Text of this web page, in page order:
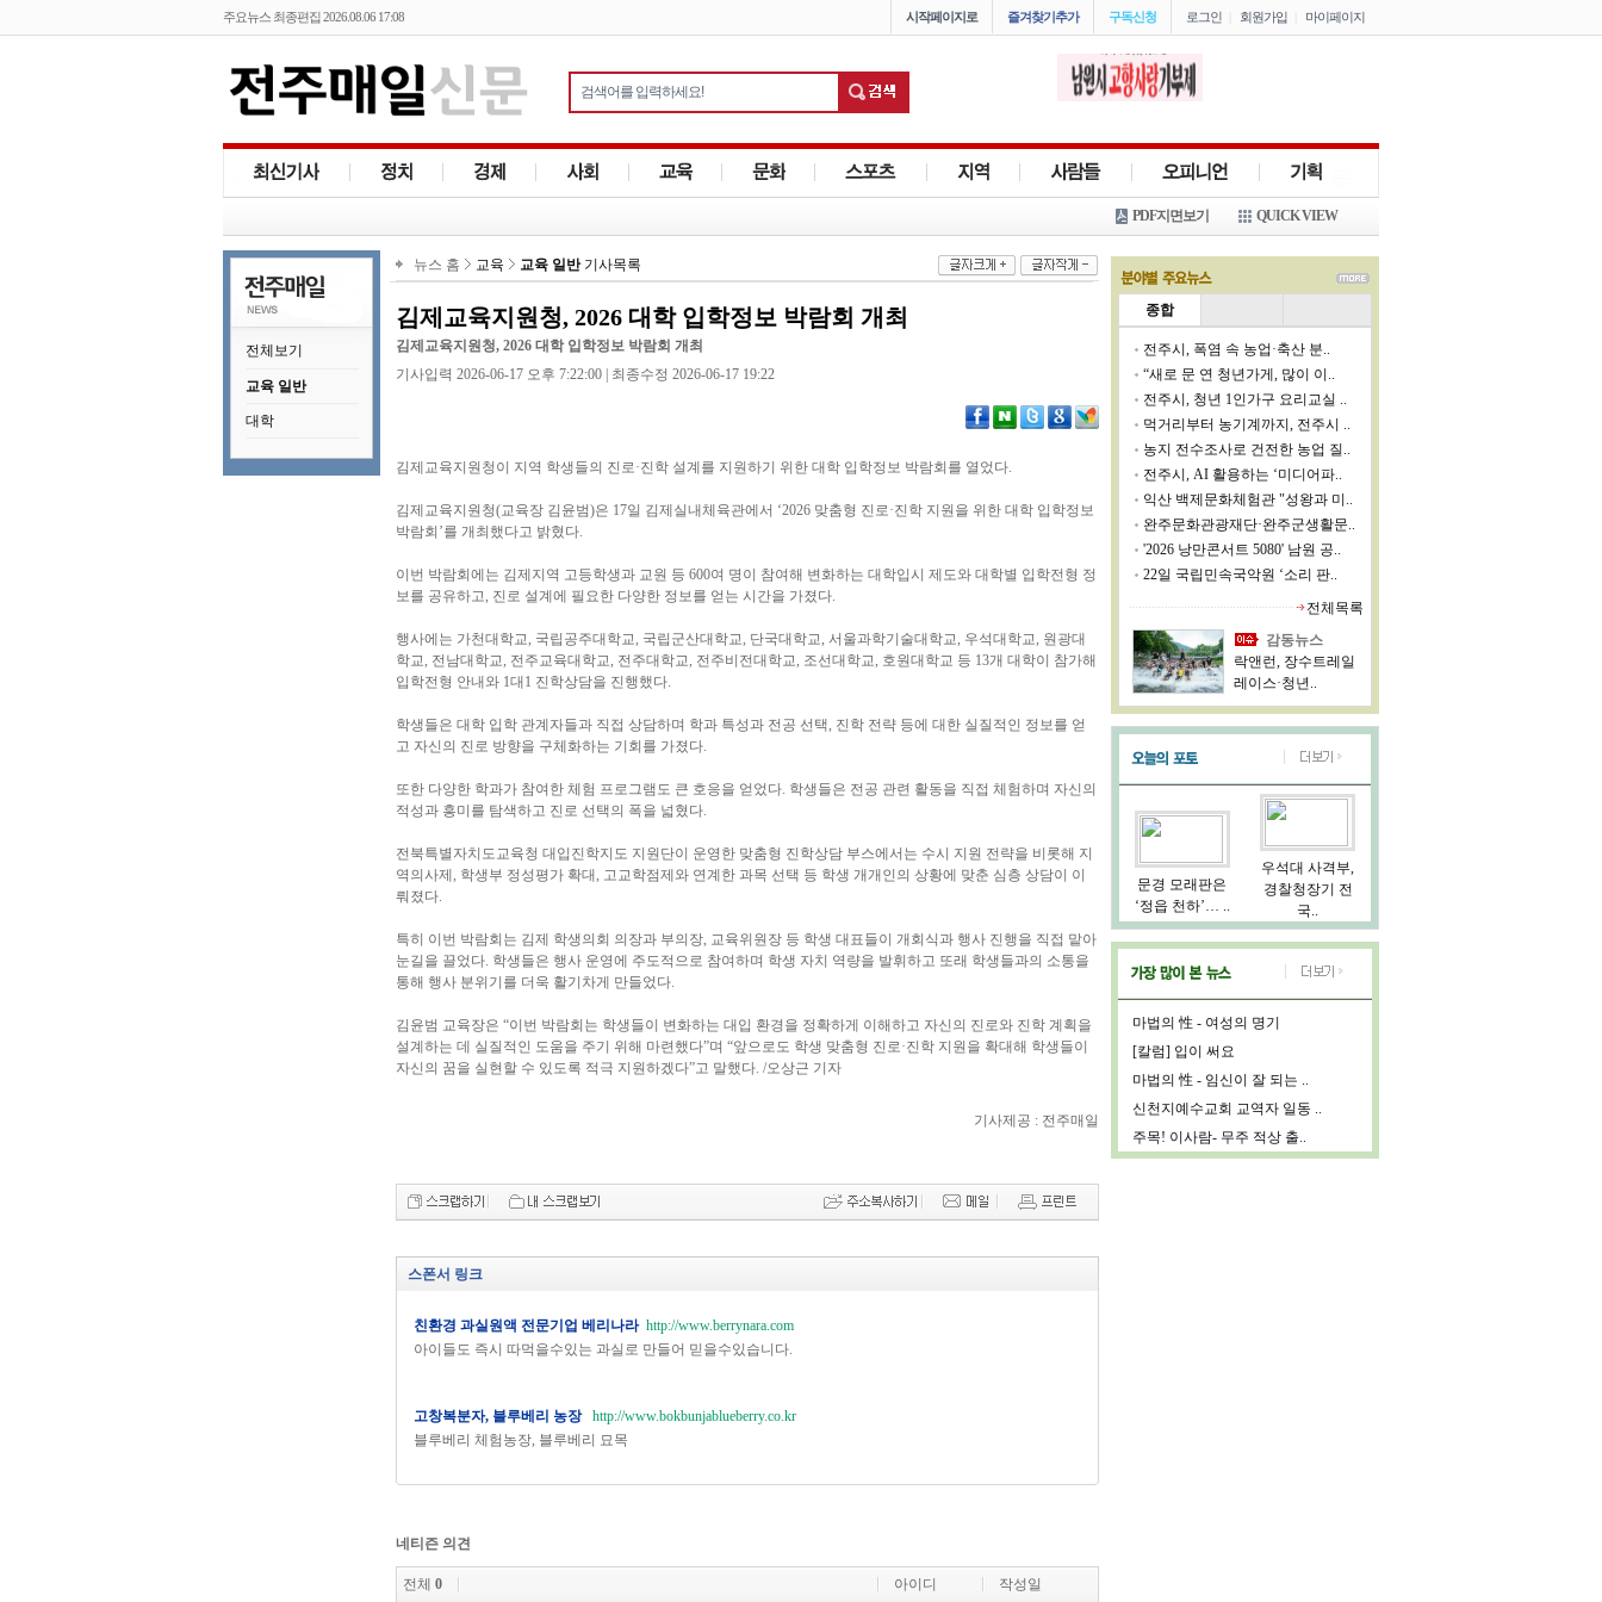
주요뉴스 최종편집 2026.08.06 17:08 로그인 회원가입 마이페이지
구독신청
즐겨찾기추가
시작페이지로
QUICK VIEW
PDF지면보기
전체보기
교육 일반
대학
뉴스 홈 교육 교육 일반기사목록
김제교육지원청, 2026 대학 입학정보 박람회 개최
김제교육지원청, 2026 대학 입학정보 박람회 개최
기사입력 2026-06-17 오후 7:22:00 | 최종수정 2026-06-17 19:22
김제교육지원청이 지역 학생들의 진로·진학 설계를 지원하기 위한 대학 입학정보 박람회를 열었다.
김제교육지원청(교육장 김윤범)은 17일 김제실내체육관에서 ‘2026 맞춤형 진로·진학 지원을 위한 대학 입학정보
박람회’를 개최했다고 밝혔다.
이번 박람회에는 김제지역 고등학생과 교원 등 600여 명이 참여해 변화하는 대학입시 제도와 대학별 입학전형 정
보를 공유하고, 진로 설계에 필요한 다양한 정보를 얻는 시간을 가졌다.
행사에는 가천대학교, 국립공주대학교, 국립군산대학교, 단국대학교, 서울과학기술대학교, 우석대학교, 원광대
학교, 전남대학교, 전주교육대학교, 전주대학교, 전주비전대학교, 조선대학교, 호원대학교 등 13개 대학이 참가해
입학전형 안내와 1대1 진학상담을 진행했다.
학생들은 대학 입학 관계자들과 직접 상담하며 학과 특성과 전공 선택, 진학 전략 등에 대한 실질적인 정보를 얻
고 자신의 진로 방향을 구체화하는 기회를 가졌다.
또한 다양한 학과가 참여한 체험 프로그램도 큰 호응을 얻었다. 학생들은 전공 관련 활동을 직접 체험하며 자신의
적성과 흥미를 탐색하고 진로 선택의 폭을 넓혔다.
전북특별자치도교육청 대입진학지도 지원단이 운영한 맞춤형 진학상담 부스에서는 수시 지원 전략을 비롯해 지
역의사제, 학생부 정성평가 확대, 고교학점제와 연계한 과목 선택 등 학생 개개인의 상황에 맞춘 심층 상담이 이
뤄졌다.
특히 이번 박람회는 김제 학생의회 의장과 부의장, 교육위원장 등 학생 대표들이 개회식과 행사 진행을 직접 맡아
눈길을 끌었다. 학생들은 행사 운영에 주도적으로 참여하며 학생 자치 역량을 발휘하고 또래 학생들과의 소통을
통해 행사 분위기를 더욱 활기차게 만들었다.
김윤범 교육장은 “이번 박람회는 학생들이 변화하는 대입 환경을 정확하게 이해하고 자신의 진로와 진학 계획을
설계하는 데 실질적인 도움을 주기 위해 마련했다”며 “앞으로도 학생 맞춤형 진로·진학 지원을 확대해 학생들이
자신의 꿈을 실현할 수 있도록 적극 지원하겠다”고 말했다. /오상근 기자
기사제공 : 전주매일
스폰서 링크
친환경 과실원액 전문기업 베리나라 http://www.berrynara.com
아이들도 즉시 따먹을수있는 과실로 만들어 믿을수있습니다.
고창복분자, 블루베리 농장 http://www.bokbunjablueberry.co.kr
블루베리 체험농장, 블루베리 묘목
네티즌 의견
전체 0 아이디 작성일
종합
전주시, 폭염 속 농업·축산 분..
“새로 문 연 청년가게, 많이 이..
전주시, 청년 1인가구 요리교실 ..
먹거리부터 농기계까지, 전주시 ..
농지 전수조사로 건전한 농업 질..
전주시, AI 활용하는 ‘미디어파..
익산 백제문화체험관 "성왕과 미..
완주문화관광재단·완주군생활문..
'2026 낭만콘서트 5080' 남원 공..
22일 국립민속국악원 ‘소리 판..
전체목록
감동뉴스
락앤런, 장수트레일
레이스·청년..
문경 모래판은
‘정읍 천하’… ..
우석대 사격부,
경찰청장기 전
국..
마법의 性 - 여성의 명기
[칼럼] 입이 써요
마법의 性 - 임신이 잘 되는 ..
신천지예수교회 교역자 일동 ..
주목! 이사람- 무주 적상 출..